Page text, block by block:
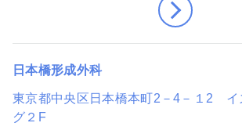
日本橋形成外科
東京都中央区日本橋本町2－4－１2 イ
グ２F